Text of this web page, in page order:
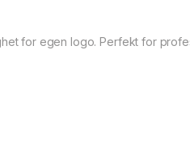
for egen logo. Perfekt for